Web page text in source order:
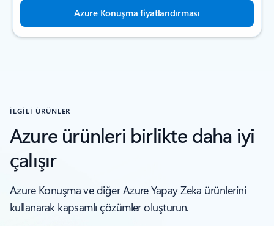
Azure Konuşma fiyatlandırması
İLGİLİ ÜRÜNLER
Azure ürünleri birlikte daha iyi
çalışır
Azure Konuşma ve diğer Azure Yapay Zeka ürünlerini
kullanarak kapsamlı çözümler oluşturun.